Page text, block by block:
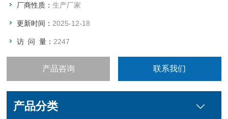
厂商性质：生产厂家
更新时间： 2025-12-18
访 问 量： 2247
产品咨询 联系我们
产品分类